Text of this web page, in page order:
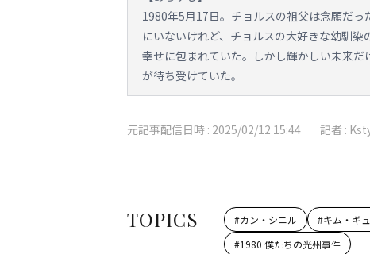
1980年5月17日。チョルスの祖父は念願だ
にいないけれど、チョルスの大好きな幼馴
幸せに包まれていた。しかし輝かしい未来
が待ち受けていた。
元記事配信日時 : 2025/02/12 15:44 記者 :
TOPICS #カン・シニル #キム・ギ
#1980 僕たちの光州事件